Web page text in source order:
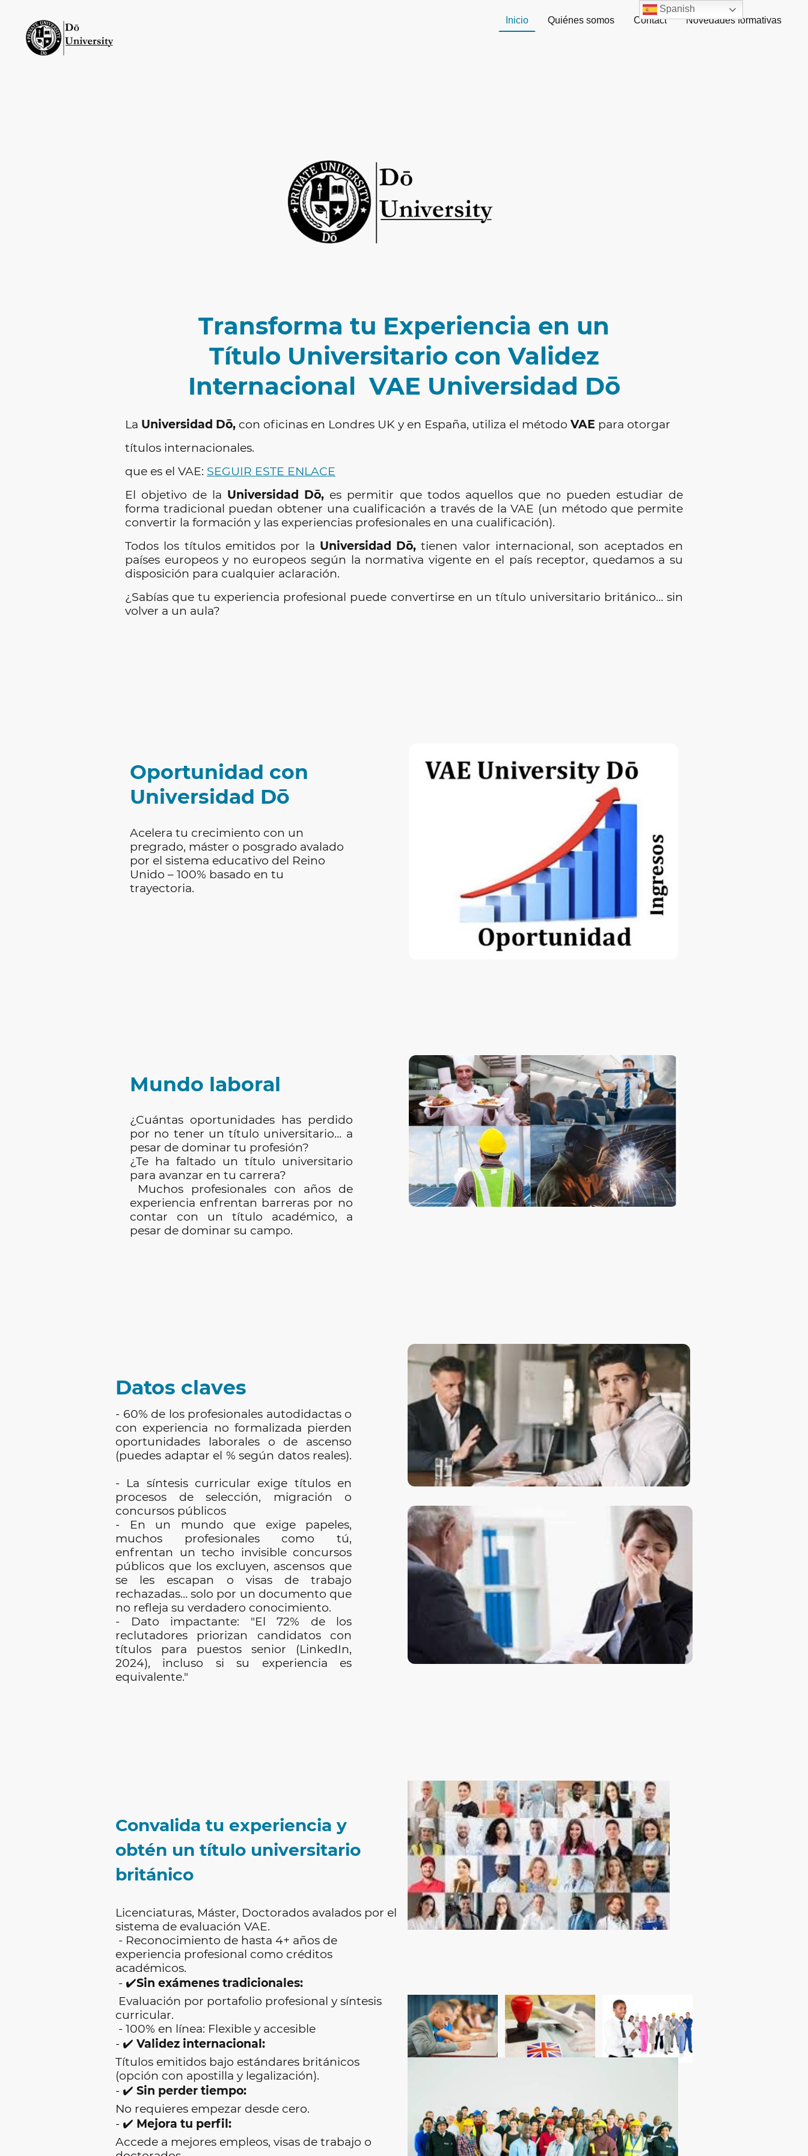
Inicio Quiénes somos Contact Novedades formativas
Transforma tu Experiencia en un
Título Universitario con Validez
Internacional VAE Universidad Dō
La Universidad Dō, con oficinas en Londres UK y en España, utiliza el método VAE para otorgar
títulos internacionales.
que es el VAE: SEGUIR ESTE ENLACE
El objetivo de la Universidad Dō, es permitir que todos aquellos que no pueden estudiar de
forma tradicional puedan obtener una cualificación a través de la VAE (un método que permite
convertir la formación y las experiencias profesionales en una cualificación).
Todos los títulos emitidos por la Universidad Dō, tienen valor internacional, son aceptados en
países europeos y no europeos según la normativa vigente en el país receptor, quedamos a su
disposición para cualquier aclaración.
¿Sabías que tu experiencia profesional puede convertirse en un título universitario británico… sin
volver a un aula?
Oportunidad con
Universidad Dō
Acelera tu crecimiento con un
pregrado, máster o posgrado avalado
por el sistema educativo del Reino
Unido – 100% basado en tu
trayectoria.
Mundo laboral
¿Cuántas oportunidades has perdido
por no tener un título universitario… a
pesar de dominar tu profesión?
¿Te ha faltado un título universitario
para avanzar en tu carrera?
Muchos profesionales con años de
experiencia enfrentan barreras por no
contar con un título académico, a
pesar de dominar su campo.
Datos claves
- 60% de los profesionales autodidactas o
con experiencia no formalizada pierden
oportunidades laborales o de ascenso
(puedes adaptar el % según datos reales).
- La síntesis curricular exige títulos en
procesos de selección, migración o
concursos públicos
- En un mundo que exige papeles,
muchos profesionales como tú,
enfrentan un techo invisible concursos
públicos que los excluyen, ascensos que
se les escapan o visas de trabajo
rechazadas… solo por un documento que
no refleja su verdadero conocimiento.
- Dato impactante: "El 72% de los
reclutadores priorizan candidatos con
títulos para puestos senior (LinkedIn,
2024), incluso si su experiencia es
equivalente."
Convalida tu experiencia y
obtén un título universitario
británico
Licenciaturas, Máster, Doctorados avalados por el
sistema de evaluación VAE.
- Reconocimiento de hasta 4+ años de
experiencia profesional como créditos
académicos.
- ✔️Sin exámenes tradicionales:
Evaluación por portafolio profesional y síntesis
curricular.
- 100% en línea: Flexible y accesible
- ✔️ Validez internacional:
Títulos emitidos bajo estándares británicos
(opción con apostilla y legalización).
- ✔️ Sin perder tiempo:
No requieres empezar desde cero.
- ✔️ Mejora tu perfil:
Accede a mejores empleos, visas de trabajo o
Spanish